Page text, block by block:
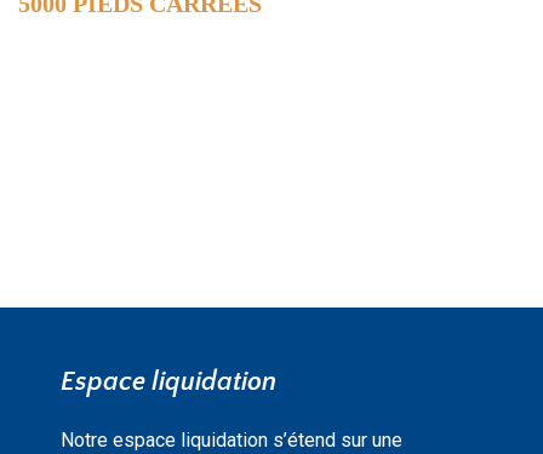
Espace liquidation
Notre espace liquidation s’étend sur une